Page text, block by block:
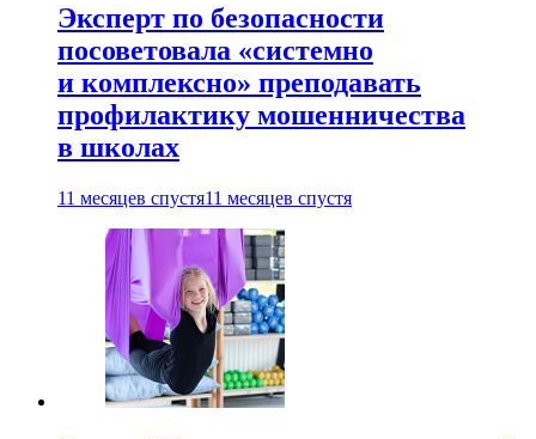
Эксперт по безопасности
посоветовала «системно
и комплексно» преподавать
профилактику мошенничества
в школах
11 месяцев спустя11 месяцев спустя